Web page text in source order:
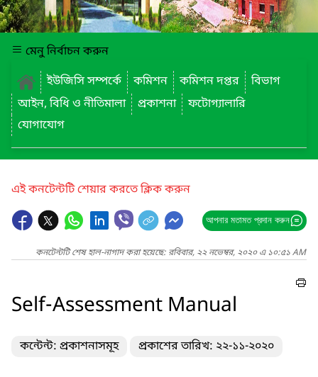
মেনু নির্বাচন করুন
ইউজিসি সম্পর্কে
কমিশন কমিশন দপ্তর
বিভাগ
আইন, বিধি ও নীতিমালা
প্রকাশনা
ফটোগ্যালারি
যোগাযোগ
এই কনটেন্টটি শেয়ার করতে ক্লিক করুন
আপনার মতামত প্রদান করুন
কনটেন্টটি শেষ হাল-নাগাদ করা হয়েছে: রবিবার, ২২ নভেম্বর, ২০২০ এ ১০:৫১ AM
Self-Assessment Manual
কন্টেন্ট: প্রকাশনাসমূহ প্রকাশের তারিখ: ২২-১১-২০২০